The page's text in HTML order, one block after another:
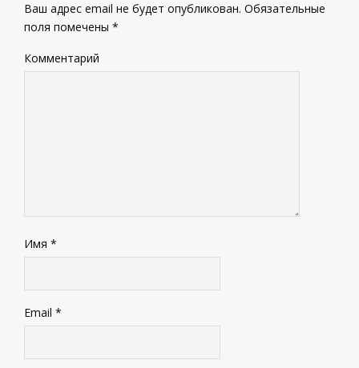
Ваш адрес email не будет опубликован. Обязательные
поля помечены *
Комментарий
Имя *
Email *